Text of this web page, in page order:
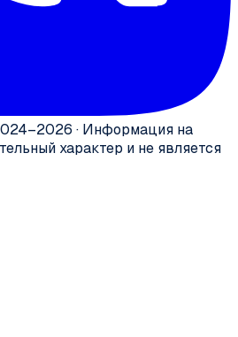
· Информация на
характер и не является